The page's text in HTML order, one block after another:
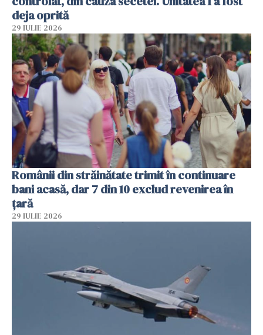
deja oprită
29 IULIE 2026
Românii din străinătate trimit în continuare
bani acasă, dar 7 din 10 exclud revenirea în
țară
29 IULIE 2026